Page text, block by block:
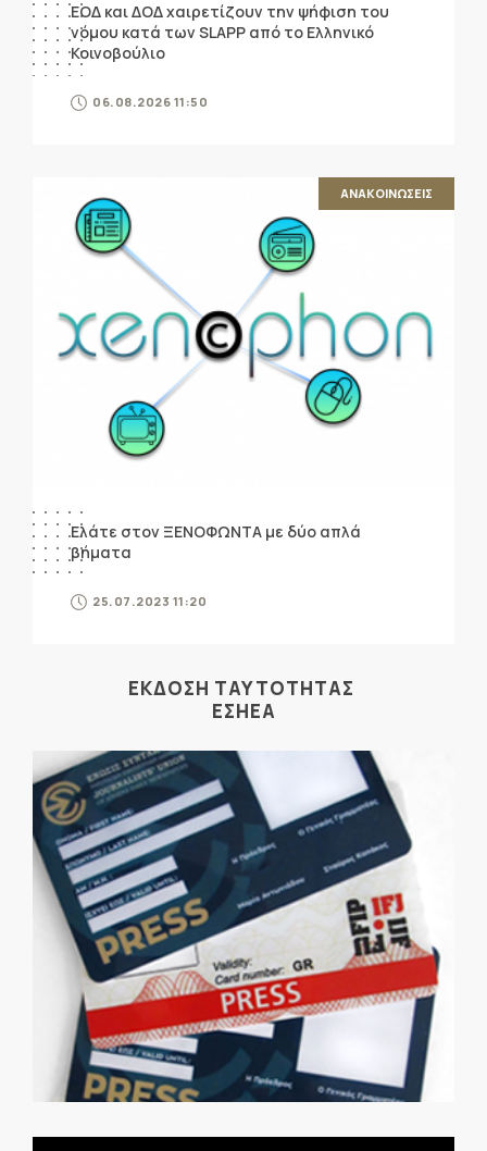
ΕΟΔ και ΔΟΔ χαιρετίζουν την ψήφιση του
νόμου κατά των SLAPP από το Ελληνικό
Κοινοβούλιο
06.08.2026 11:50
ΑΝΑΚΟΙΝΩΣΕΙΣ
Ελάτε στον ΞΕΝΟΦΩΝΤΑ με δύο απλά
βήματα
25.07.2023 11:20
ΕΚΔΟΣΗ ΤΑΥΤΟΤΗΤΑΣ
ΕΣΗΕΑ